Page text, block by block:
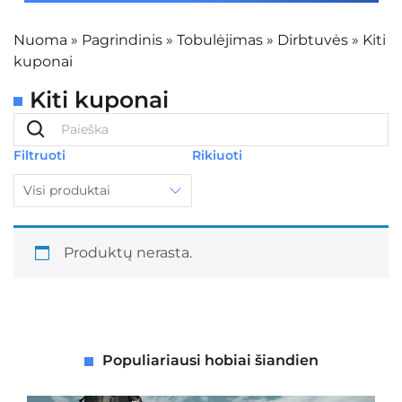
Nuoma » Pagrindinis » Tobulėjimas » Dirbtuvės » Kiti
kuponai
Kiti kuponai
Filtruoti
Visi produktai
Rikiuoti
Produktų nerasta.
Populiariausi hobiai šiandien